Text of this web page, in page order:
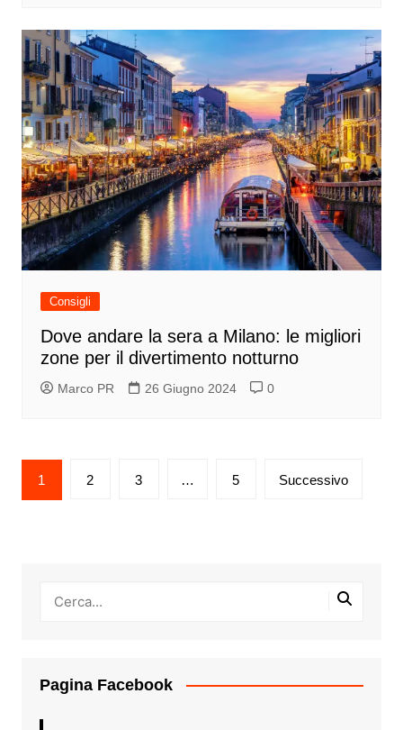
Consigli
Dove andare la sera a Milano: le migliori
zone per il divertimento notturno
Marco PR 26 Giugno 2024 0
Paginazione
degli
1 2 3 … 5 Successivo
Pagina Facebook